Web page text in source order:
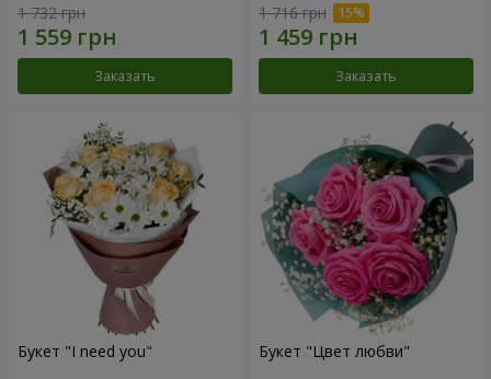
1 732 грн
Заказать
1 716 грн
Заказать
Букет "I need you" Букет "Цвет любви"